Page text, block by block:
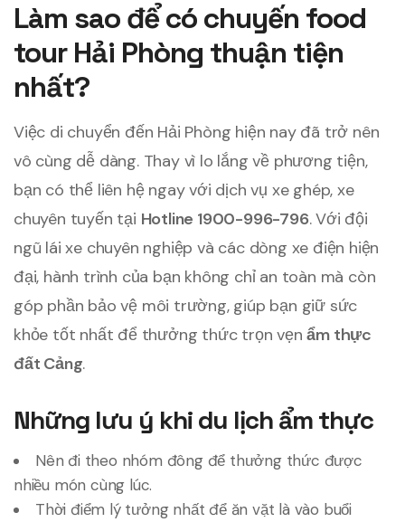
Làm sao để có chuyến food
tour Hải Phòng thuận tiện
nhất?
Việc di chuyển đến Hải Phòng hiện nay đã trở nên
vô cùng dễ dàng. Thay vì lo lắng về phương tiện,
bạn có thể liên hệ ngay với dịch vụ xe ghép, xe
chuyên tuyến tại Hotline 1900-996-796. Với đội
ngũ lái xe chuyên nghiệp và các dòng xe điện hiện
đại, hành trình của bạn không chỉ an toàn mà còn
góp phần bảo vệ môi trường, giúp bạn giữ sức
khỏe tốt nhất để thưởng thức trọn vẹnẩm thực
đất Cảng.
Những lưu ý khi du lịch ẩm thực
Nên đi theo nhóm đông để thưởng thức được
nhiều món cùng lúc.
Thời điểm lý tưởng nhất để ăn vặt là vào buổi